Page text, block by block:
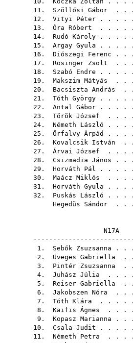
11. Szöllősi Gábor . .
12. Vityi Péter . . . .
13. Óra Róbert . . . .
14. Rudó Károly . . . .
15. Argay Gyula . . . .
16. Diószegi Ferenc . .
17. Rosinger Zsolt . .
18. Szabó Endre . . . .
19. Makszim Mátyás . .
20. Bacsiszta András .
21. Tóth György . . . .
22. Antal Gábor . . . .
23. Török József . . .
24. Németh László . . .
25. Őrfalvy Árpád . . .
26. Kovalcsik István .
27. Árvai József . . .
28. Csizmadia János . .
29. Horváth Pál . . . .
30. Maácz Miklós . . .
31. Horváth Gyula . . .
32. Puskás László . . .
Hegedüs Sándor . .
1. Sebők Zsuzsanna . .
2. Üveges Gabriella .
3. Pintér Zsuzsanna .
4. Juhász Júlia . . .
5. Reiser Gabriella .
6. Jakobszen Nóra . .
7. Tóth Klára . . . .
8. Kaifis Ágnes . . .
9. Kopasz Marianna . .
10. Csala Judit . . . .
11. Németh Petra . . .